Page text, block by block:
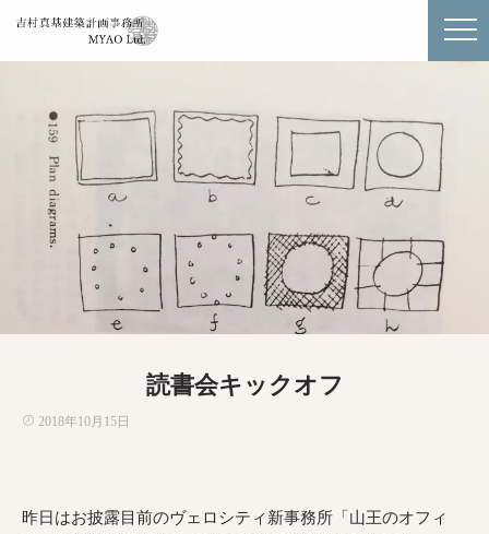
読書会キックオフ
2018年10月15日
昨日はお披露目前のヴェロシティ新事務所「山王のオフィ